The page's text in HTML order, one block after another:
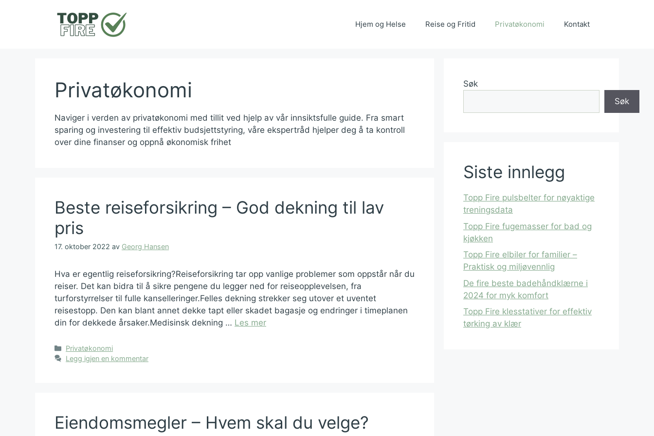
Hjem og Helse Reise og Fritid Privatøkonomi Kontakt
Privatøkonomi
Naviger i verden av privatøkonomi med tillit ved hjelp av vår innsiktsfulle guide. Fra smart
sparing og investering til effektiv budsjettstyring, våre ekspertråd hjelper deg å ta kontroll
over dine finanser og oppnå økonomisk frihet
Beste reiseforsikring – God dekning til lav
pris
17. oktober 2022 av Georg Hansen
Hva er egentlig reiseforsikring?Reiseforsikring tar opp vanlige problemer som oppstår når du
reiser. Det kan bidra til å sikre pengene du legger ned for reiseopplevelsen, fra
turforstyrrelser til fulle kanselleringer.Felles dekning strekker seg utover et uventet
reisestopp. Den kan blant annet dekke tapt eller skadet bagasje og endringer i timeplanen
din for dekkede årsaker.Medisinsk dekning … Les mer
Kategorier
Privatøkonomi
Legg igjen en kommentar
Eiendomsmegler – Hvem skal du velge?
Søk
Søk
Siste innlegg
Topp Fire pulsbelter for nøyaktige
treningsdata
Topp Fire fugemasser for bad og
kjøkken
Topp Fire elbiler for familier –
Praktisk og miljøvennlig
De fire beste badehåndklærne i
2024 for myk komfort
Topp Fire klesstativer for effektiv
tørking av klær